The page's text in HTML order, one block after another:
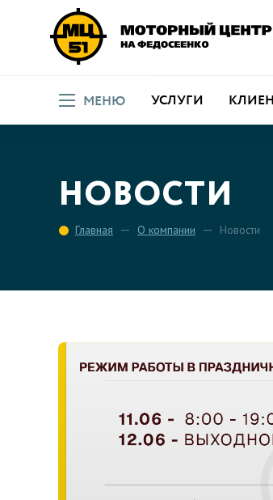
МЕНЮ УСЛУГИ
НОВОСТИ
Главная О компании Новости